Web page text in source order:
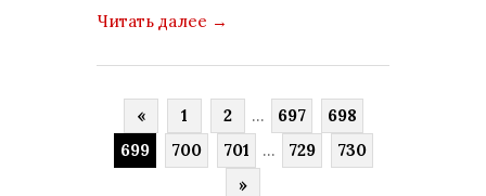
Читать далее →
« 1 2 ... 697
698
699
700 701 ... 729
730
»